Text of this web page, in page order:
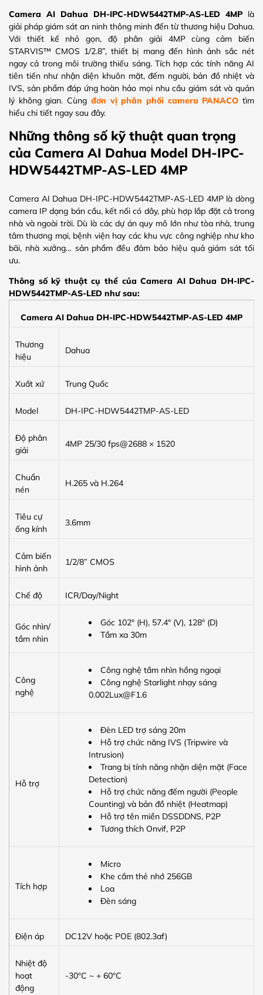
Camera AI Dahua DH-IPC-HDW5442TMP-AS-LED 4MP là
giải pháp giám sát an ninh thông minh đến từ thương hiệu Dahua.
Với thiết kế nhỏ gọn, độ phân giải 4MP cùng cảm biến
STARVIS™ CMOS 1/2.8”, thiết bị mang đến hình ảnh sắc nét
ngay cả trong môi trường thiếu sáng. Tích hợp các tính năng AI
tiên tiến như nhận diện khuôn mặt, đếm người, bản đồ nhiệt và
IVS, sản phẩm đáp ứng hoàn hảo mọi nhu cầu giám sát và quản
lý không gian. Cùng đơn vị phân phối camera PANACO tìm
hiểu chi tiết ngay sau đây.
Những thông số kỹ thuật quan trọng
của Camera AI Dahua Model DH-IPC-
HDW5442TMP-AS-LED 4MP
Camera AI Dahua DH-IPC-HDW5442TMP-AS-LED 4MP là dòng
camera IP dạng bán cầu, kết nối có dây, phù hợp lắp đặt cả trong
nhà và ngoài trời. Dù là các dự án quy mô lớn như tòa nhà, trung
tâm thương mại, bệnh viện hay các khu vực công nghiệp như kho
bãi, nhà xưởng… sản phẩm đều đảm bảo hiệu quả giám sát tối
ưu.
Thông số kỹ thuật cụ thể của Camera AI Dahua DH-IPC-
HDW5442TMP-AS-LED như sau:
Camera AI Dahua DH-IPC-HDW5442TMP-AS-LED 4MP
Thương
hiệu
Dahua
Xuất xứ Trung Quốc
Model DH-IPC-HDW5442TMP-AS-LED
Độ phân
giải
4MP 25/30 fps@2688 × 1520
Chuẩn
nén
H.265 và H.264
Tiêu cự
ống kính
3.6mm
Cảm biến
hình ảnh
1/2/8” CMOS
Chế độ ICR/Day/Night
Góc nhìn/
tầm nhìn
Góc 102° (H), 57.4° (V), 128° (D)
Tầm xa 30m
Công
nghệ
Công nghệ tầm nhìn hồng ngoại
Công nghệ Starlight nhạy sáng
0.002Lux@F1.6
Hỗ trợ
Đèn LED trợ sáng 20m
Hỗ trợ chức năng IVS (Tripwire và
Intrusion)
Trang bị tính năng nhận diện mặt (Face
Detection)
Hỗ trợ chức năng đếm người (People
Counting) và bản đồ nhiệt (Heatmap)
Hỗ trợ tên miền DSSDDNS, P2P
Tương thích Onvif, P2P
Tích hợp
Micro
Khe cắm thẻ nhớ 256GB
Loa
Đèn sáng
Điện áp DC12V hoặc POE (802.3af)
Nhiệt độ
hoạt
động
-30ºC ~ + 60ºC